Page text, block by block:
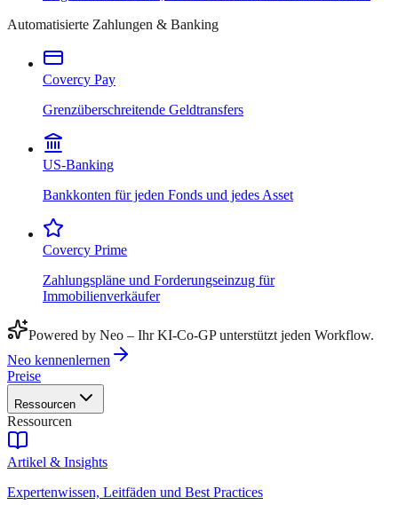
Automatisierte Zahlungen & Banking
Covercy Pay
Grenzüberschreitende Geldtransfers
US-Banking
Bankkonten für jeden Fonds und jedes Asset
Covercy Prime
Zahlungspläne und Forderungseinzug für
Immobilienverkäufer
Powered by Neo – Ihr KI-Co-GP unterstützt jeden Workflow.
Neo kennenlernen
Preise
Ressourcen
Ressourcen
Artikel & Insights
Expertenwissen, Leitfäden und Best Practices